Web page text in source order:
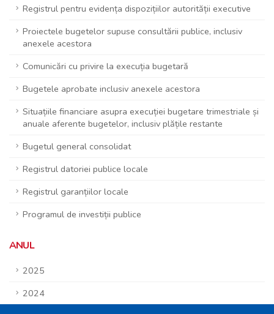
Registrul pentru evidența dispozițiilor autorității executive
Proiectele bugetelor supuse consultării publice, inclusiv
anexele acestora
Comunicări cu privire la execuția bugetară
Bugetele aprobate inclusiv anexele acestora
Situațiile financiare asupra execuției bugetare trimestriale și
anuale aferente bugetelor, inclusiv plățile restante
Bugetul general consolidat
Registrul datoriei publice locale
Registrul garanțiilor locale
Programul de investiții publice
ANUL
2025
2024